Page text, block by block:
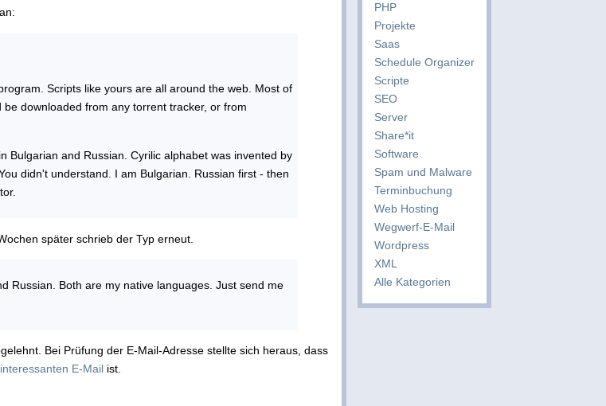
PHP
Projekte
Saas
Schedule Organizer
Scripte
SEO
Server
Share*it
Software
Spam und Malware
Terminbuchung
Web Hosting
Wegwerf-E-Mail
Wordpress
XML
Alle Kategorien
Scripts like yours are all around the web. Most of
downloaded from any torrent tracker, or from
Bulgarian and Russian. Cyrilic alphabet was invented by
didn't understand. I am Bulgarian. Russian first - then
später schrieb der Typ erneut.
Russian. Both are my native languages. Just send me
Bei Prüfung der E-Mail-Adresse stellte sich heraus, dass
E-Mail ist.